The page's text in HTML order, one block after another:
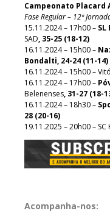
Campeonato Placard
Fase Regular – 12ª
15.11.2024 – 17h00 – SL
SAD, 35-25 (18-12)
16.11.2024 – 15h00 –
Bondalti, 24-24 (11-14)
16.11.2024 – 15h00 –
16.11.2024 – 17h00 –
Belenenses, 31-27 (18-
16.11.2024 – 18h30 –
28 (20-16)
19.11.2025 – 20h00 –
Acompanha-nos: